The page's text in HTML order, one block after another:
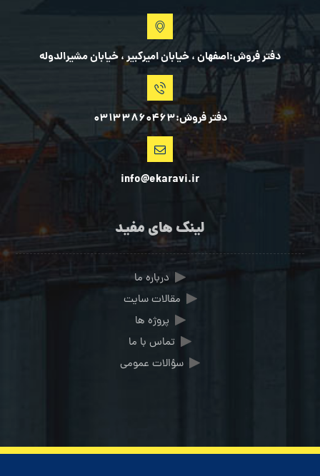
دفتر فروش:اصفهان ، خیابان امیرکبیر ، خیابان مشیرالدوله
دفتر فروش:03133860463
info@ekaravi.ir
لینک های مفید
درباره ما
مقالات سایت
پروژه ها
تماس با ما
سؤالات عمومی